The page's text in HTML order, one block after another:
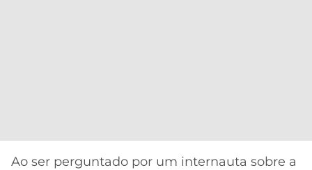
Ao ser perguntado por um internauta sobre a